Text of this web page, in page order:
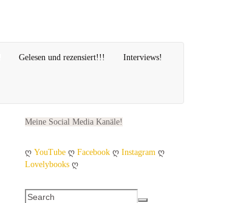
Gelesen und rezensiert!!! Interviews!
Meine Social Media Kanäle!
ღ YouTube ღ Facebook ღ Instagramღ
Lovelybooksღ